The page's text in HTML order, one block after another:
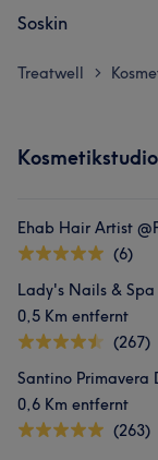
Soskin
Treatwell >
Ehab Hair Artist
(6)
Lady's Nails & Spa
0,5 Km entfernt
(267)
Santino Primavera
0,6 Km entfernt
(263)